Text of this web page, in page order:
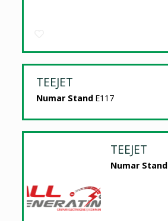
TEEJET
Numar Stand E117
TEEJET
Numar Stand